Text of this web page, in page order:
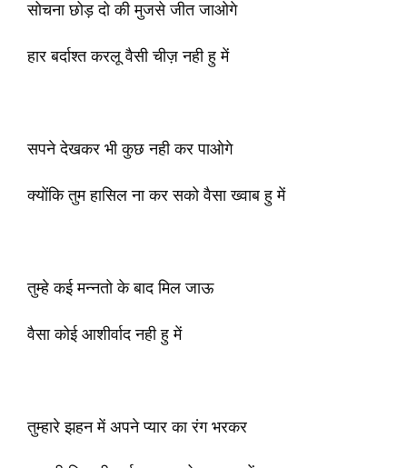
सोचना छोड़ दो की मुजसे जीत जाओगे
हार बर्दाश्त करलू वैसी चीज़ नही हु में
सपने देखकर भी कुछ नही कर पाओगे
क्योंकि तुम हासिल ना कर सको वैसा ख्वाब हु में
तुम्हे कई मन्नतो के बाद मिल जाऊ
वैसा कोई आशीर्वाद नही हु में
तुम्हारे झहन में अपने प्यार का रंग भरकर